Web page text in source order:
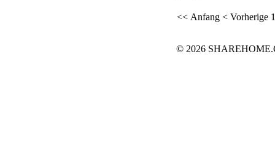
<< Anfang < Vorherige 1
© 2026